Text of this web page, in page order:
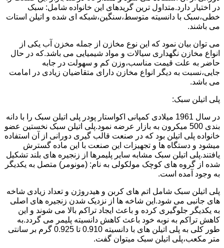
در اختیار دارد.متداول ترین گریدهای این خانواده شامل: سبک
خطی،سبک با دانسیته متوسط،سنگین،شبکه ای شده و اتیلن استات
می باشند.
می توان بیان نمود که این نوع مخازن از جمله مخزن آب یکی از
انواع مخازن نگهداری سیالات و مواد شیمیایی می باشد.که در حال
حاضر به علت قیمت مناسب،وزن کم و سهولت در جابه
جایی،نسبت به دیگر انواع مخازن دارای متقاضیان زیادی در امامت
می باشد.
پلی اتیلن سبک:
در سال 1961 میلادی کمپانی اکواستار پودر پلی اتیلن سبک را با دانه
بندی 500 میکرون به بازار عرضه نمود.پلی اتیلن سبک نخستین عضو
خانواده پلی اتیلن بود که در صنعت قالب گیری دورانی از آن استفاده
میشود و دستگاه ها و تجهیزات این صنعت با این ماده گسترش
یافتند.پلی اتیلن سبک مشابه سایر پلیمرها از زنجیره های بلند تشکیل
شده از گروه های کوچک مولکولی به نام: (مونومر) متصل به یکدیگر
به وجود آمده است.
پلی اتیلن سبک شامل اتم های کربن و هیدروژن و تعداد زیادی شاخه
های جانبی می شود.این شاخه ها از نزدیک شدن زنجیره های اصلی
به یکدیگر جلوگیری کرده و باعث ایجاد تراکم بالا می شوند و این
کاهش تراکم به نوبه خود باعث کاهش دانسیته پلیمر می گردد.به
طور کلی به پلی اتیلن های با دانسیته 0.910 تا 0.925 گرم بر سانتی
متر مکعب،پلی اتیلن سبک میتوان گفت.